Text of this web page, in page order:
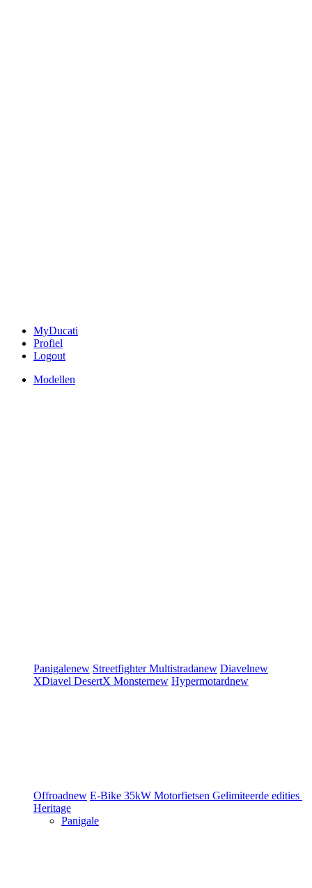
MyDucati
Profiel
Logout
Modellen
Panigalenew StreetfighterMultistradanew Diavelnew
XDiavel DesertX Monsternew Hypermotardnew
Offroadnew E-Bike 35kW Motorfietsen Gelimiteerde edities
Heritage
Panigale